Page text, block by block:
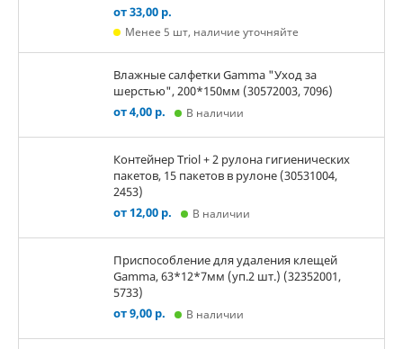
от 33,00 р.
Менее 5 шт, наличие уточняйте
Влажные салфетки Gamma "Уход за
шерстью", 200*150мм (30572003, 7096)
от 4,00 р.
В наличии
Контейнер Triol + 2 рулона гигиенических
пакетов, 15 пакетов в рулоне (30531004,
2453)
от 12,00 р.
В наличии
Приспособление для удаления клещей
Gamma, 63*12*7мм (уп.2 шт.) (32352001,
5733)
от 9,00 р.
В наличии